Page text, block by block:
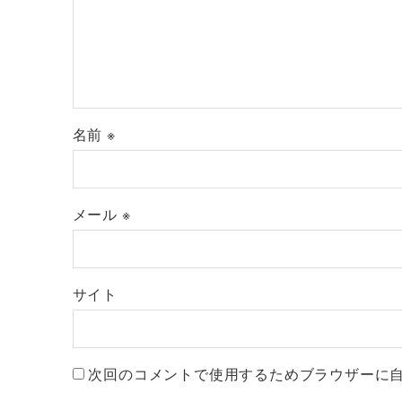
名前 ※
メール ※
サイト
次回のコメントで使用するためブラウザーに